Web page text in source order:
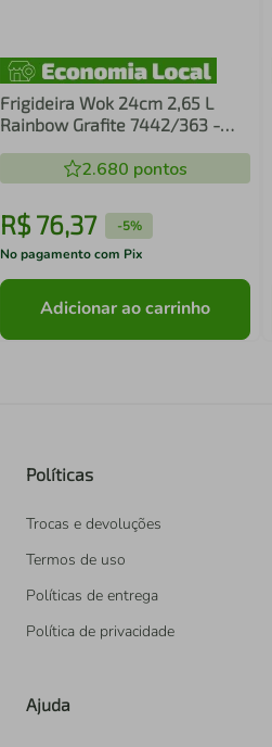
Frigideira Wok 24cm 2,65 L
Rainbow Grafite 7442/363 -
2.680 pontos
R$ 76,37 -5%
No pagamento com Pix
Adicionar ao carrinho
Políticas
Trocas e devoluções
Termos de uso
Políticas de entrega
Política de privacidade
Ajuda